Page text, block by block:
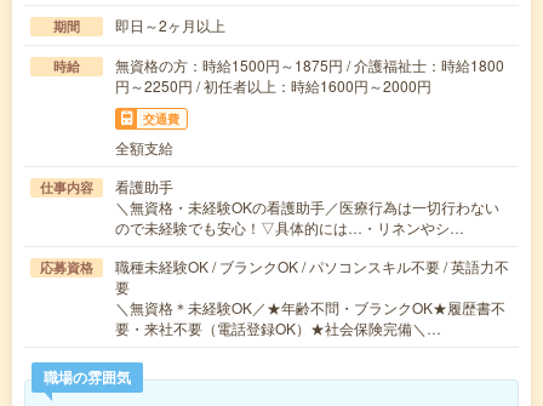
期間 即日～2ヶ月以上
時給
無資格の方：時給1500円～1875円 / 介護福祉士：時給1800
円～2250円 / 初任者以上：時給1600円～2000円
交通費
全額支給
仕事内容
看護助手
＼無資格・未経験OKの看護助手／医療行為は一切行わない
ので未経験でも安心！▽具体的には…・リネンやシ…
応募資格
職種未経験OK / ブランクOK / パソコンスキル不要 / 英語力不
要
＼無資格＊未経験OK／★年齢不問・ブランクOK★履歴書不
要・来社不要（電話登録OK）★社会保険完備＼…
職場の雰囲気